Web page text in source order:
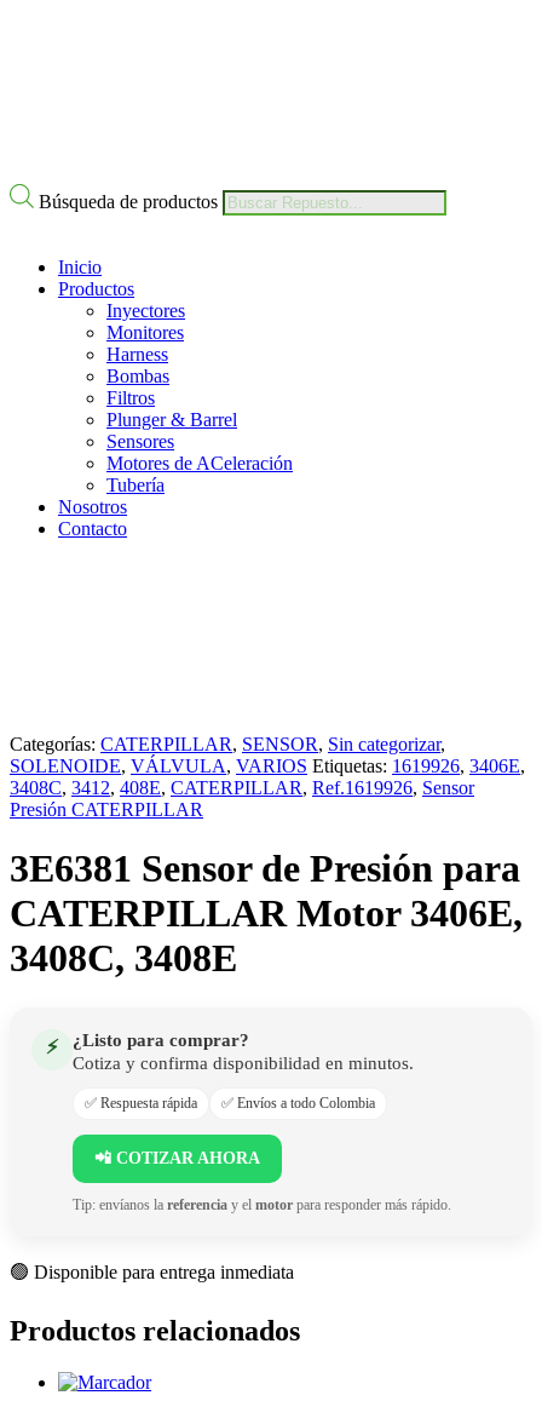
Búsqueda de productos
Inicio
Productos
Inyectores
Monitores
Harness
Bombas
Filtros
Plunger & Barrel
Sensores
Motores de ACeleración
Tubería
Nosotros
Contacto
Categorías: CATERPILLAR, SENSOR, Sin categorizar,
SOLENOIDE, VÁLVULA, VARIOS Etiquetas: 1619926, 3406E,
3408C, 3412, 408E, CATERPILLAR, Ref.1619926, Sensor
Presión CATERPILLAR
3E6381 Sensor de Presión para
CATERPILLAR Motor 3406E,
3408C, 3408E
⚡
¿Listo para comprar?
Cotiza y confirma disponibilidad en minutos.
✅ Respuesta rápida ✅ Envíos a todo Colombia
📲 COTIZAR AHORA
Tip: envíanos la referencia y el motor para responder más rápido.
🟢 Disponible para entrega inmediata
Productos relacionados